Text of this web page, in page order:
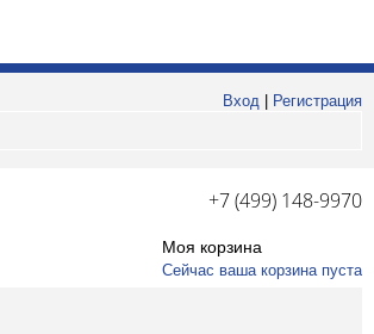
Вход
Регистрация
+7 (499) 148-9970
Моя корзина
Сейчас ваша корзина пуста